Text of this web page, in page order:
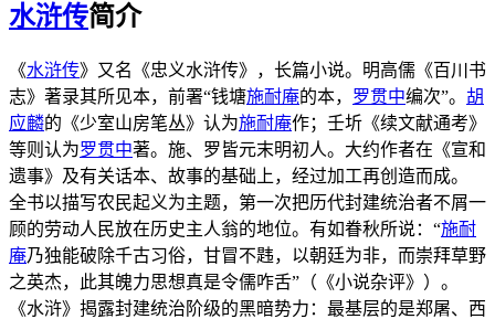
水浒传简介
《水浒传》又名《忠义水浒传》，长篇小说。明高儒《百川书
志》著录其所见本，前署“钱塘施耐庵的本， 罗贯中编次”。 胡
应麟的《少室山房笔丛》认为施耐庵作；壬圻《续文献通考》
等则认为罗贯中著。施、罗皆元末明初人。大约作者在《宣和
遗事》及有关话本、故事的基础上，经过加工再创造而成。
全书以描写农民起义为主题，第一次把历代封建统治者不屑一
顾的劳动人民放在历史主人翁的地位。有如眷秋所说：“施耐
庵乃独能破除千古习俗，甘冒不韪，以朝廷为非，而崇拜草野
之英杰，此其魄力思想真是令儒咋舌”（《小说杂评》）。
《水浒》揭露封建统治阶级的黑暗势力：最基层的是郑屠、西